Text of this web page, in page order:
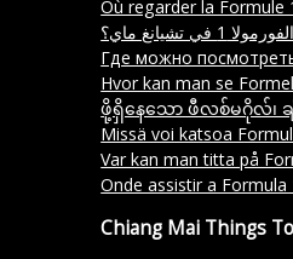
Où regarder la Formule
في تشيانغ ماي؟
Где можно посмотреть
Hvor kan man se
ဖို့ရှိနေသော ဖီလစ်မဂိုလ်၊ ချီယာမ်က္၊ မတ်
Missä voi katsoa Formula
Var kan man titta på
Onde assistir a
Chiang Mai Things